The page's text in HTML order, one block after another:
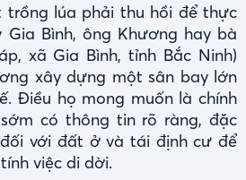
lúa phải thu hồi để thực
Bình, ông Khương hay bà
xã Gia Bình, tỉnh Bắc Ninh)
xây dựng một sân bay lớn
Điều họ mong muốn là chính
có thông tin rõ ràng, đặc
với đất ở và tái định cư để
việc di dời.